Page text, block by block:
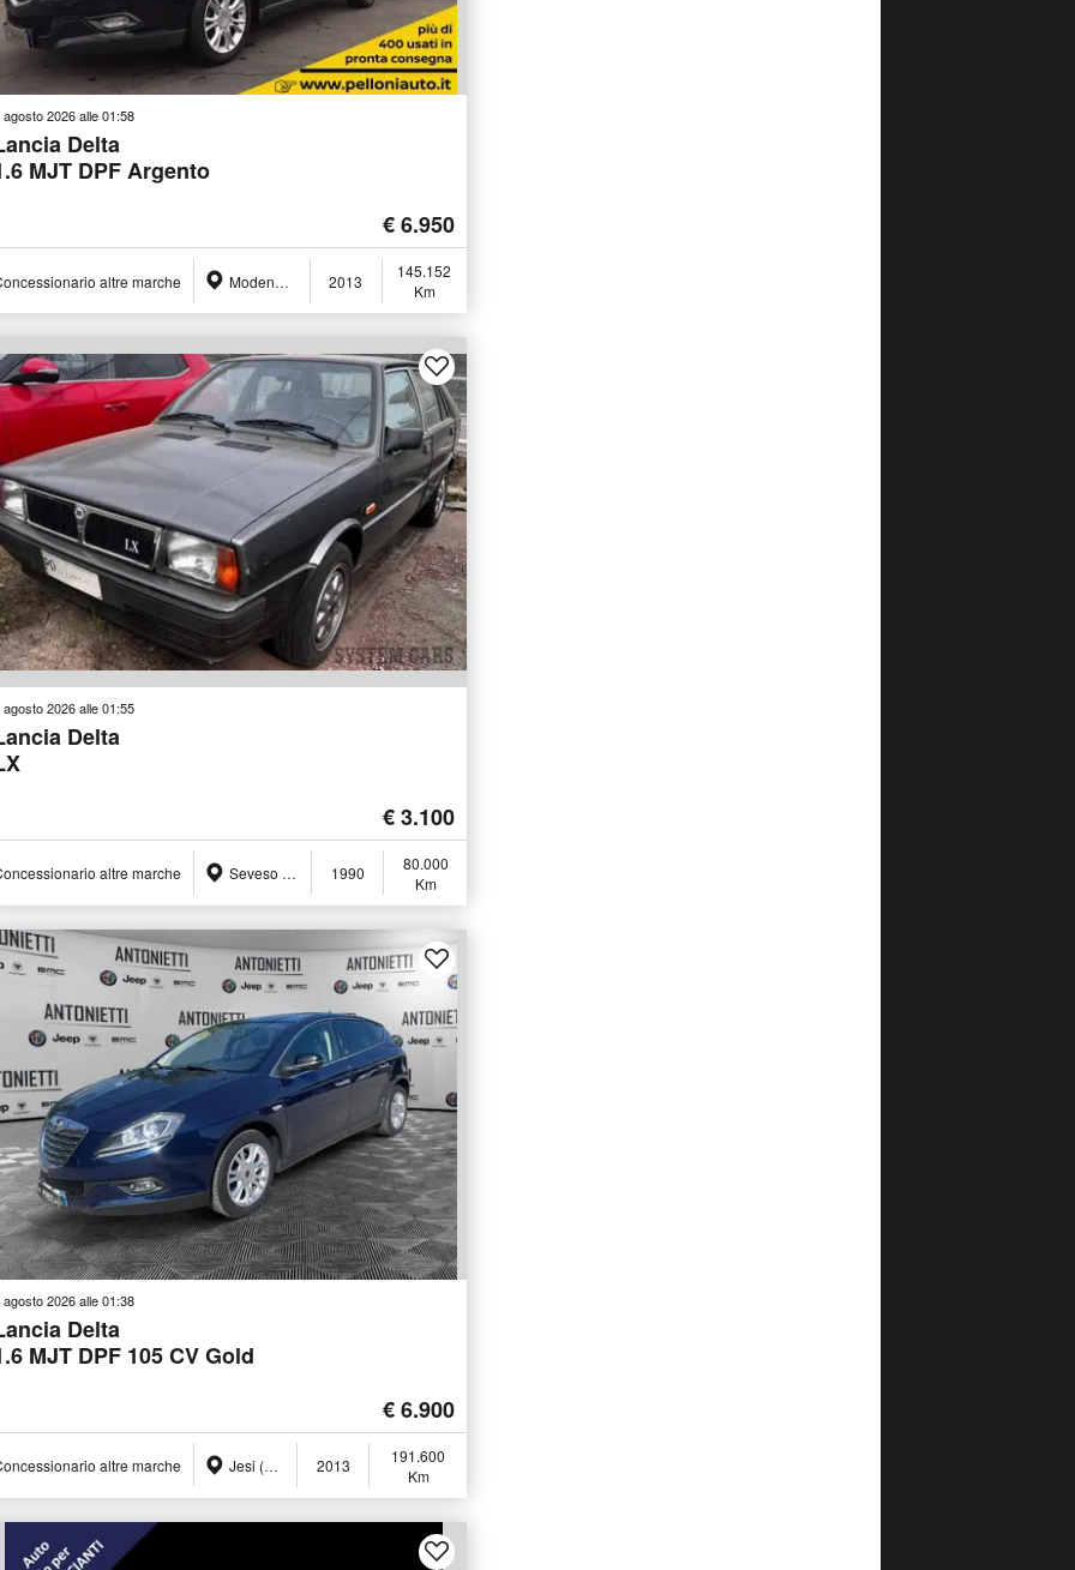
agosto 2026 alle 01:58
Delta
MJT DPF Argento
€ 6.950
altre marche Modena (MO) 2013
145.152
Km
agosto 2026 alle 01:55
Delta
€ 3.100
altre marche Seveso (MB) 1990
80.000
Km
agosto 2026 alle 01:38
Delta
MJT DPF 105 CV Gold
€ 6.900
altre marche Jesi (AN) 2013
191.600
Km